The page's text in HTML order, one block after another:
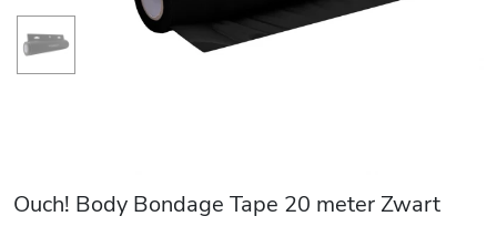
Ouch! Body Bondage Tape 20 meter Zwart